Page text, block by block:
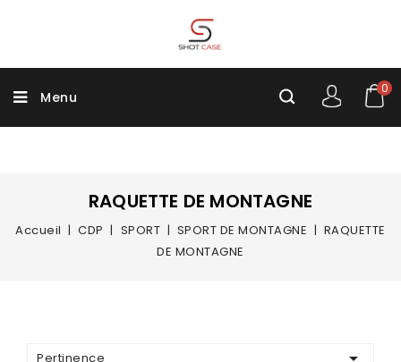
Menu
0
RAQUETTE DE MONTAGNE
Accueil CDP SPORT SPORT DE MONTAGNE
RAQUETTE
DE MONTAGNE
Pertinence